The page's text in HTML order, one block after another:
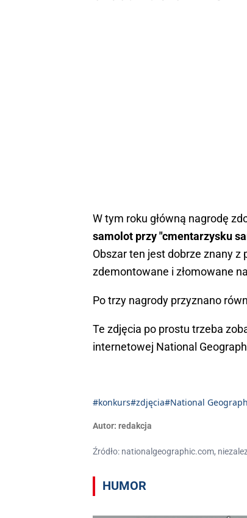
W tym roku główną nagrodę
samolot przy "cmentarzysku
Obszar ten jest dobrze znany
zdemontowane i złomowane
Po trzy nagrody przyznano
Te zdjęcia po prostu trzeba
internetowej National
#konkurs#zdjęcia#National
Autor: redakcja
Źródło: nationalgeographic.com,
HUMOR